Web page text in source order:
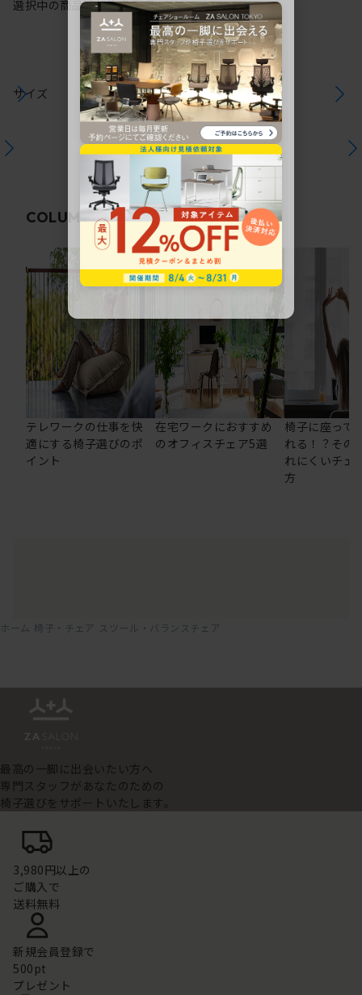
選択中の商品情報注意事項
サイズ
COLUMN関連コラム
テレワークの仕事を快
適にする椅子選びのポ
イント
在宅ワークにおすすめ
のオフィスチェア5選
椅子に座って
れる！？その
れにくいチェ
方
ホーム 椅子・チェア スツール・バランスチェア
最高の一脚に出会いたい方へ
専門スタッフがあなたのための
椅子選びをサポートいたします。
3,980円以上の
ご購入で
送料無料
新規会員登録で
500pt
プレゼント